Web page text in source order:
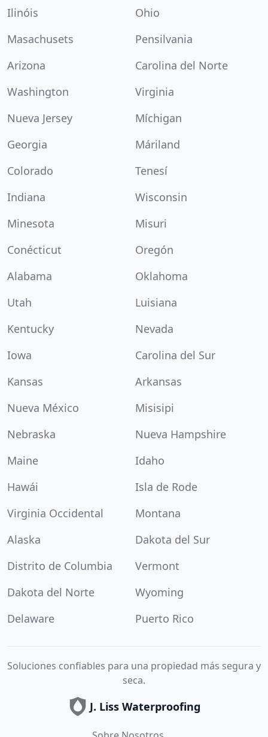
Ilinóis
Ohio
Masachusets
Pensilvania
Arizona
Carolina del Norte
Washington
Virginia
Nueva Jersey
Míchigan
Georgia
Máriland
Colorado
Tenesí
Indiana
Wisconsin
Minesota
Misuri
Conécticut
Oregón
Alabama
Oklahoma
Utah
Luisiana
Kentucky
Nevada
Iowa
Carolina del Sur
Kansas
Arkansas
Nueva México
Misisipi
Nebraska
Nueva Hampshire
Maine
Idaho
Hawái
Isla de Rode
Virginia Occidental
Montana
Alaska
Dakota del Sur
Distrito de Columbia
Vermont
Dakota del Norte
Wyoming
Delaware
Puerto Rico
Soluciones confiables para una propiedad más segura y
seca.
J. Liss Waterproofing